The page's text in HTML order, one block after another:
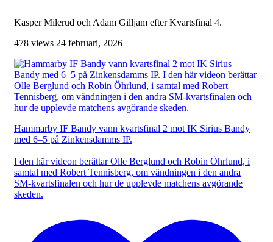
Kasper Milerud och Adam Gilljam efter Kvartsfinal 4.
478 views 24 februari, 2026
Hammarby IF Bandy vann kvartsfinal 2 mot IK Sirius Bandy
med 6–5 på Zinkensdamms IP.
I den här videon berättar Olle Berglund och Robin Öhrlund, i
samtal med Robert Tennisberg, om vändningen i den andra
SM-kvartsfinalen och hur de upplevde matchens avgörande
skeden.